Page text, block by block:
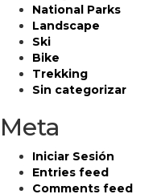
National Parks
Landscape
Ski
Bike
Trekking
Sin categorizar
Meta
Iniciar Sesión
Entries feed
Comments feed